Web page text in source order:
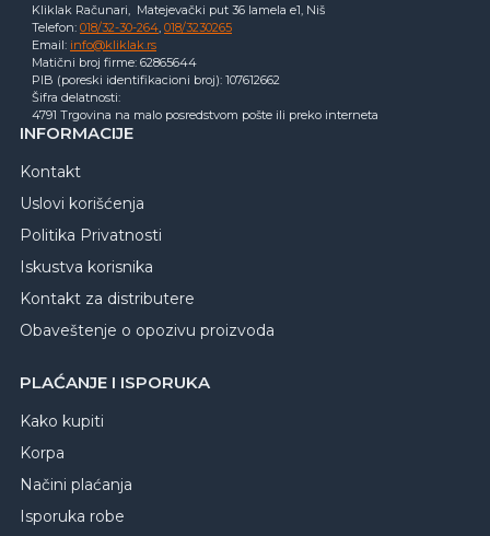
Kliklak Računari, Matejevački put 36 lamela e1, Niš
Telefon: 018/32-30-264 018/3230265
Email: info@kliklak.rs
Matični broj firme: 62865644
PIB (poreski identifikacioni broj): 107612662
Šifra delatnosti:
4791 Trgovina na malo posredstvom pošte ili preko interneta
INFORMACIJE
Kontakt
Uslovi korišćenja
Politika Privatnosti
Iskustva korisnika
Kontakt za distributere
Obaveštenje o opozivu proizvoda
PLAĆANJE I ISPORUKA
Kako kupiti
Korpa
Načini plaćanja
Isporuka robe